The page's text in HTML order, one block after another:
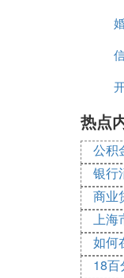
Ⅳ 与
父母
未成
联名
近年
未成
联名
热点
公积
银行
商业
上海
如何
18百